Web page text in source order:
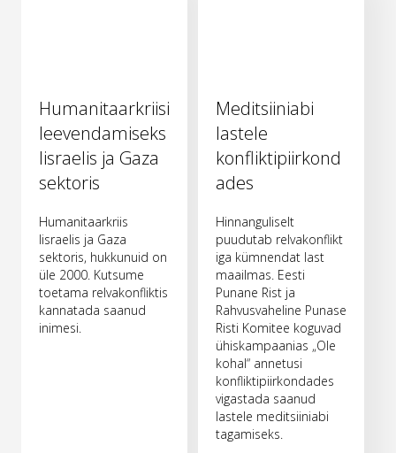
Humanitaarkriisi
leevendamiseks
Iisraelis ja Gaza
sektoris
Humanitaarkriis
Iisraelis ja Gaza
sektoris, hukkunuid on
üle 2000. Kutsume
toetama relvakonfliktis
kannatada saanud
inimesi.
Meditsiiniabi
lastele
konfliktipiirkond
ades
Hinnanguliselt
puudutab relvakonflikt
iga kümnendat last
maailmas. Eesti
Punane Rist ja
Rahvusvaheline Punase
Risti Komitee koguvad
ühiskampaanias „Ole
kohal“ annetusi
konfliktipiirkondades
vigastada saanud
lastele meditsiiniabi
tagamiseks.